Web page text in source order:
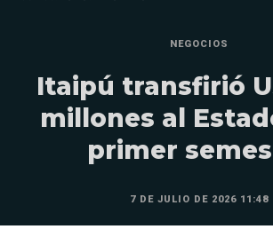
NEGOCIOS
Itaipú transfirió
millones al
primer
7 DE JULIO DE 2026 11:48